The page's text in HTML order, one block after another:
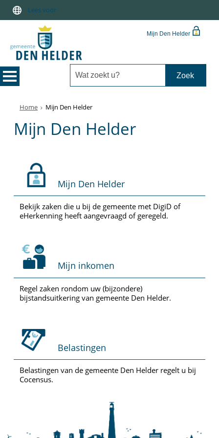
Lees voor
Mijn Den Helder
Home Mijn Den Helder
Mijn Den Helder
Mijn Den Helder
Bekijk zaken die u bij de gemeente met DigiD of
eHerkenning heeft aangevraagd of geregeld.
Mijn inkomen
Regel zaken rondom uw (bijzondere)
bijstandsuitkering van gemeente Den Helder.
Belastingen
Belastingen van de gemeente Den Helder regelt u bij
Cocensus.